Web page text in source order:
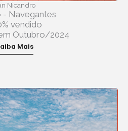
Nicandro
- Navegantes
vendido
Outubro/2024
Mais